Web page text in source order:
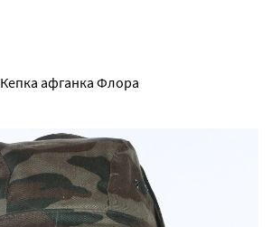
Кепка афганка Флора